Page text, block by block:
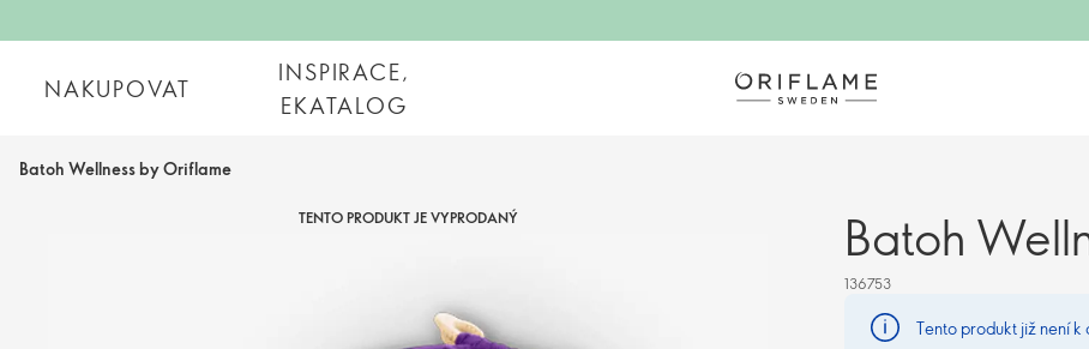
NAKUPOVAT
INSPIRACE,
EKATALOG
Batoh Wellness by Oriflame
TENTO PRODUKT JE VYPRODANÝ Batoh
136753
Tento produkt již není